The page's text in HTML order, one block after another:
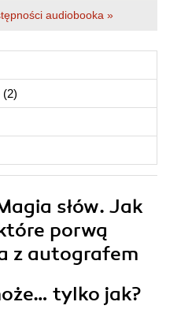
audiobooka »
(2)
słów. Jak
porwą
z autografem
tylko jak?